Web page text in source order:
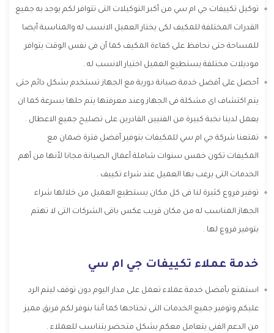
توكيل تكييفات جي ام سي من أكبر التوكيلات التى تتوافر لكم يوجد به جميع
القدرات المختلفة للمكيف لكى يختار العميل الانسب له والمناسبة أيضا
للمساحة حتى نحافظ على كفاءة المكيف كما أن فى نفس الوقت يتوافر
موديلات مختلفة يستطيع العميل اختيار الانسب له .
أحصل على أفضل خدمة صيانة دورية مع الجهاز تستخدم بشكل دائم حتى
يتم اكتشاف اى مشكلة فى الجهاز وعند معرفتها يتم حلها بسرعة كما ان
يعمل لدينا نخبة كبيرة من الفنيين القادرين على تصليح جميع الاعطال .
تمتعنا شركة جي ام سي للمكيفات بتوفير أفضل فترة ضمان مع
المكيفات تكون خمس سنوات شاملة أعمال الصيانة مجانا لأنها من أهم
الخدمات التى يرغب بها العميل عند شراء تكييف .
توفير فروع كثيرة لنا فى كل مكان يستطيع العميل من خلالها شراء
الجهاز المناسب له من مكان قريب عكس باقى الشركات التى لا تهتم
بتوفير فروع لها .
خدمة عملاء تكييفات جي ام سي
استمتع بأفضل خدمة عملاء تعمل على مدار اليوم دون توقف ليتم الرد
عليكم وتوفير جميع الخدمات التى تحتاجها كما أننا بنوفر لكم فريق مميز
من الدعم الفنى يتعامل معكم بشكل متحضر يتناسب للعملاء .